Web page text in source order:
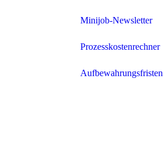
Minijob-Newsletter
Prozesskostenrechner
Aufbewahrungsfristen